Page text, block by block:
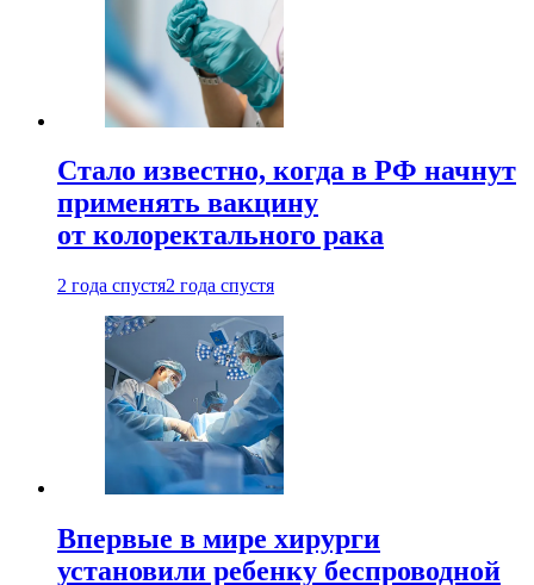
Стало известно, когда в РФ начнут
применять вакцину
от колоректального рака
2 года спустя2 года спустя
Впервые в мире хирурги
установили ребенку беспроводной